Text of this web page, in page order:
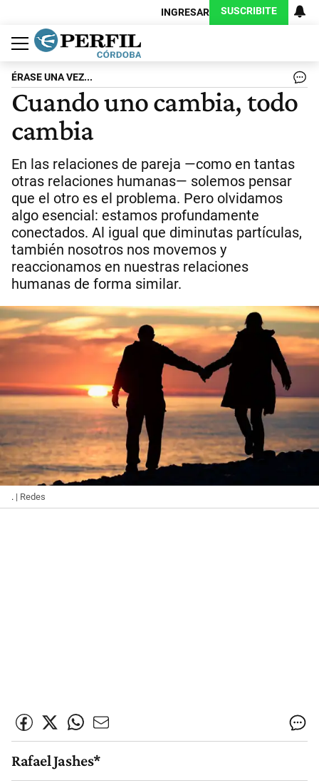
INGRESAR SUSCRIBITE
Política
Economía
Judiciales
Sociedad
Cultura
Espectáculos
Deportes
Protagonistas
ÉRASE UNA VEZ...
Cuando uno cambia, todo
cambia
En las relaciones de pareja —como en tantas
otras relaciones humanas— solemos pensar
que el otro es el problema. Pero olvidamos
algo esencial: estamos profundamente
conectados. Al igual que diminutas partículas,
también nosotros nos movemos y
reaccionamos en nuestras relaciones
humanas de forma similar.
. | Redes
Rafael Jashes*